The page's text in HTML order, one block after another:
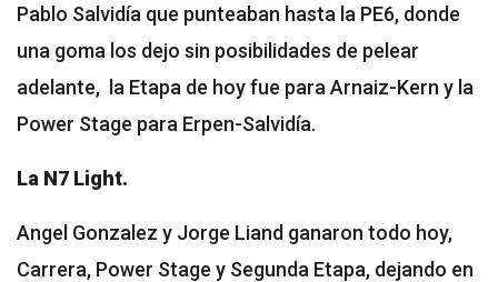
Pablo Salvidía que punteaban hasta la PE6, donde
una goma los dejo sin posibilidades de pelear
adelante, la Etapa de hoy fue para Arnaiz-Kern y la
Power Stage para Erpen-Salvidía.
La N7 Light.
Angel Gonzalez y Jorge Liand ganaron todo hoy,
Carrera, Power Stage y Segunda Etapa, dejando en